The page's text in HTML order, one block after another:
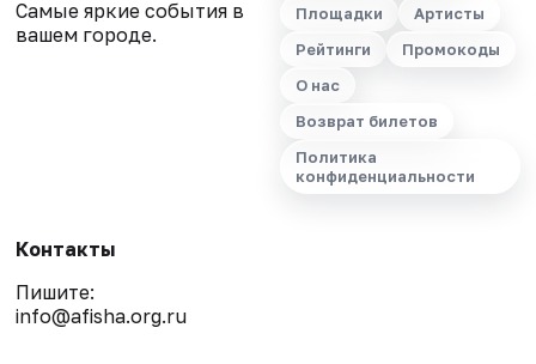
Самые яркие события в
вашем городе.
Площадки
Артисты
Рейтинги
Промокоды
О нас
Возврат билетов
Политика
конфиденциальности
Контакты
Пишите:
info@afisha.org.ru